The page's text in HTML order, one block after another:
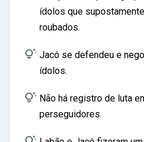
ídolos que
roubados.
 Jacó se defendeu e
ídolos.
 Não há registro de luta
perseguidores.